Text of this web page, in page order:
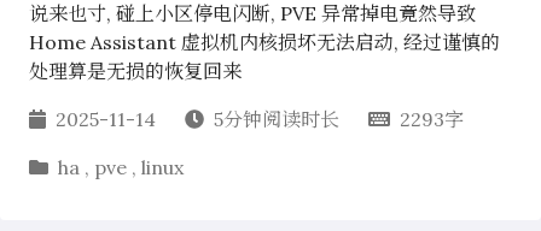
说来也寸, 碰上小区停电闪断, PVE 异常掉电竟然导致
Home Assistant 虚拟机内核损坏无法启动, 经过谨慎的
处理算是无损的恢复回来
2025-11-14
5分钟阅读时长
2293字
ha , pve , linux